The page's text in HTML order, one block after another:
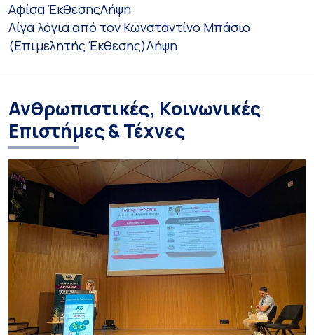
Αφίσα ΈκθεσηςΛήψη
Λίγα λόγια από τον Κωνσταντίνο Μπάσιο
(Επιμελητής Έκθεσης)Λήψη
Ανθρωπιστικές, Κοινωνικές
Επιστήμες & Τέχνες